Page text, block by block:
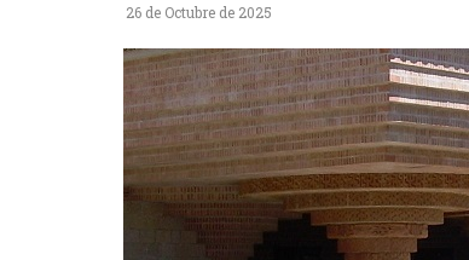
26 de Octubre de 2025